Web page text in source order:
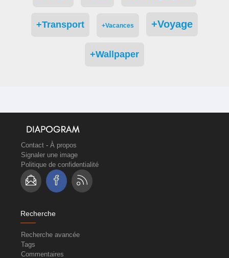
+Transport +Vacances +Voyage
+Wallpaper
Contact - À propos
Signaler une image
Politique de confidentialité
Recherche
Recherche avancée
Tags
Commentaires